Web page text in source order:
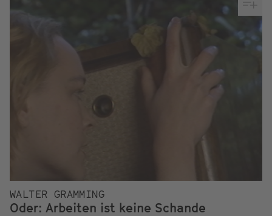
WALTER GRAMMING
Oder: Arbeiten ist keine Schande